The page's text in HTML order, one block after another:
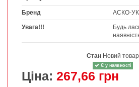
Бренд АСКО-
Увага!!!
Будь
Стан Новий товар
Є у наявності
Ціна: 267,66 грн